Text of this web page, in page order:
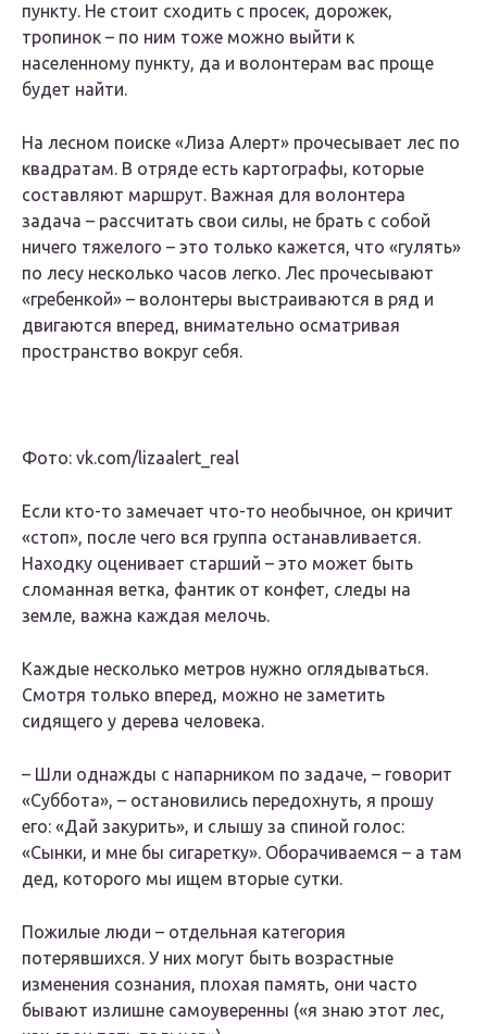
пункту. Не стоит сходить с просек, дорожек,
тропинок – по ним тоже можно выйти к
населенному пункту, да и волонтерам вас проще
будет найти.
На лесном поиске «Лиза Алерт» прочесывает лес по
квадратам. В отряде есть картографы, которые
составляют маршрут. Важная для волонтера
задача – рассчитать свои силы, не брать с собой
ничего тяжелого – это только кажется, что «гулять»
по лесу несколько часов легко. Лес прочесывают
«гребенкой» – волонтеры выстраиваются в ряд и
двигаются вперед, внимательно осматривая
пространство вокруг себя.
Фото: vk.com/lizaalert_real
Если кто-то замечает что-то необычное, он кричит
«стоп», после чего вся группа останавливается.
Находку оценивает старший – это может быть
сломанная ветка, фантик от конфет, следы на
земле, важна каждая мелочь.
Каждые несколько метров нужно оглядываться.
Смотря только вперед, можно не заметить
сидящего у дерева человека.
– Шли однажды с напарником по задаче, – говорит
«Суббота», – остановились передохнуть, я прошу
его: «Дай закурить», и слышу за спиной голос:
«Сынки, и мне бы сигаретку». Оборачиваемся – а там
дед, которого мы ищем вторые сутки.
Пожилые люди – отдельная категория
потерявшихся. У них могут быть возрастные
изменения сознания, плохая память, они часто
бывают излишне самоуверенны («я знаю этот лес,